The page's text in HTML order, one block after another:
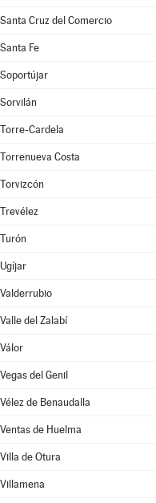
Santa Cruz del Comercio
Santa Fe
Soportújar
Sorvilán
Torre-Cardela
Torrenueva Costa
Torvizcón
Trevélez
Turón
Ugíjar
Valderrubio
Valle del Zalabí
Válor
Vegas del Genil
Vélez de Benaudalla
Ventas de Huelma
Villa de Otura
Villamena